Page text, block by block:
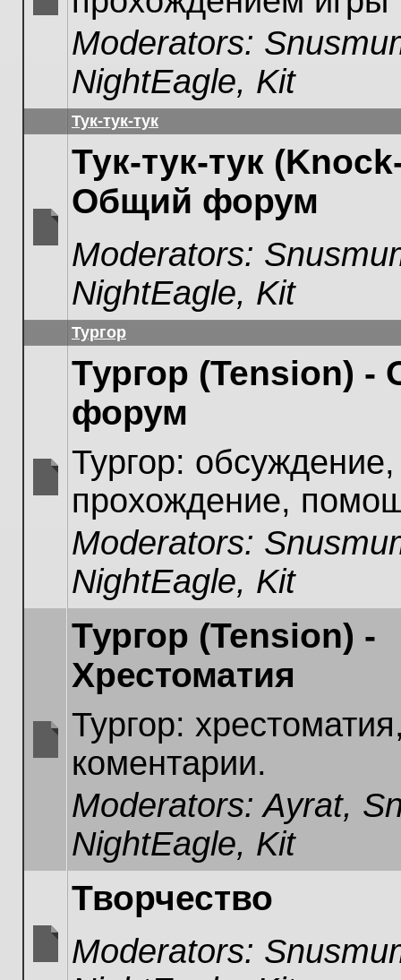
unreadModerators:
NightEagle, Kit
Тук-тук-тук
unread
Тук-тук-тук
Общий форум
Moderators:
NightEagle, Kit
Тургор
Тургор (Tension) -
форум
Тургор: обсуждение,
прохождение,
Moderators:
NightEagle, Kit
Тургор (Tension) -
Хрестоматия
Тургор:
коментарии.
Moderators:Ayrat,
NightEagle, Kit
Творчество
Moderators: